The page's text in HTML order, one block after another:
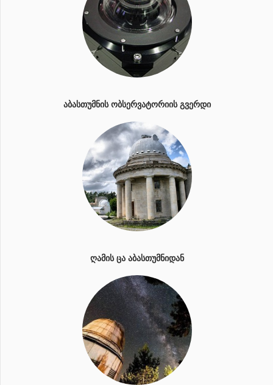
ᲐᲑᲐᲡᲗᲣᲛᲜᲘᲡ ᲝᲑᲡᲔᲠᲕᲐᲢᲝᲠᲘᲘᲡ ᲒᲕᲔᲠᲓᲘ
ᲦᲐᲛᲘᲡ ᲪᲐ ᲐᲑᲐᲡᲗᲣᲛᲜᲘᲓᲐᲜ